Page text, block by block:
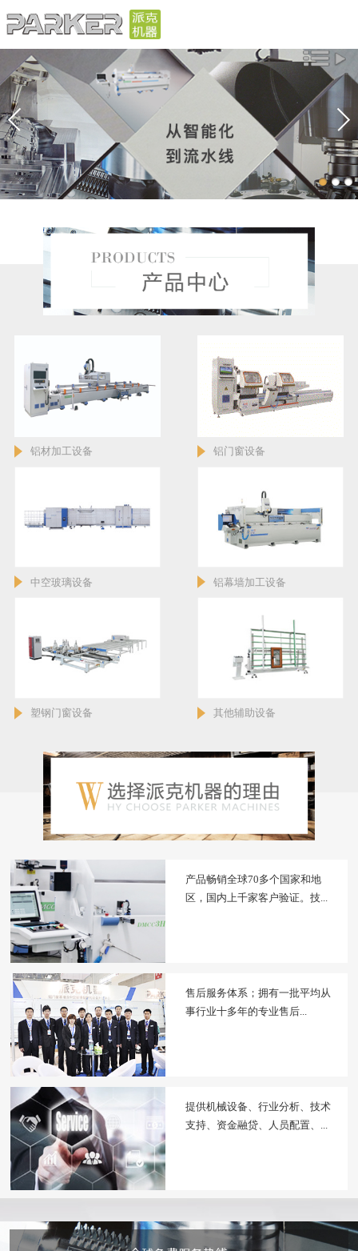
铝材加工设备 铝门窗设备
中空玻璃设备 铝幕墙加工设备
塑钢门窗设备 其他辅助设备
产品畅销全球70多个国家和地
区，国内上千家客户验证。技...
售后服务体系；拥有一批平均从
事行业十多年的专业售后...
提供机械设备、行业分析、技术
支持、资金融贷、人员配置、...